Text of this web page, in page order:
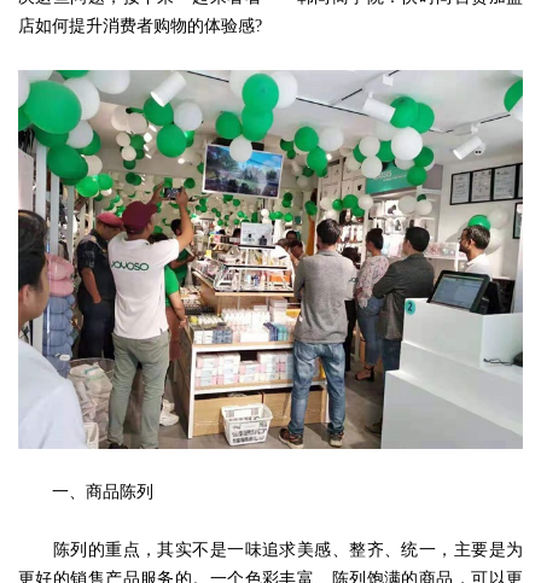
店如何提升消费者购物的体验感?
一、商品陈列
陈列的重点，其实不是一味追求美感、整齐、统一，主要是为
更好的销售产品服务的。一个色彩丰富、陈列饱满的商品，可以更